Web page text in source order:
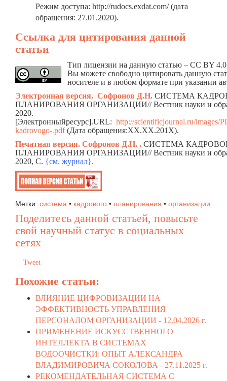
Режим доступа: http://rudocs.exdat.com/ (дата
обращения: 27.01.2020).
Ссылка для цитирования данной
статьи
Тип лицензии на данную статью – CC BY
Вы можете свободно цитировать данную
носителе и в любом формате при указании
Электронная версия. Софронов Д.Н. СИСТЕМА
ПЛАНИРОВАНИЯ ОРГАНИЗАЦИИ// Вестник науки и
2020.
[Электронныйресурс].URL: http://scientificjournal.ru/images/
kadrovogo-.pdf(Дата обращения:ХХ.ХХ.201Х).
Печатная версия. Софронов Д.Н. . СИСТЕМА
ПЛАНИРОВАНИЯ ОРГАНИЗАЦИИ// Вестник науки и
2020, C. {см. журнал}.
Метки: система • кадрового • планирования • организации
Поделитесь данной статьей, повысьте
свой научный статус в социальных
сетях
Tweet
Похожие статьи:
ВЛИЯНИЕ ЦИФРОВИЗАЦИИ НА
ЭФФЕКТИВНОСТЬ УПРАВЛЕНИЯ
ПЕРСОНАЛОМ ОРГАНИЗАЦИИ - 12.04.2026 г.
ПРИМЕНЕНИЕ ИСКУССТВЕННОГО
ИНТЕЛЛЕКТА В СИСТЕМАХ
ВОДООЧИСТКИ: ОПЫТ АЛЕКСАНДРА
ВЛАДИМИРОВИЧА СОКОЛОВА - 27.11.2025 г.
РЕКОМЕНДАТЕЛЬНАЯ СИСТЕМА С